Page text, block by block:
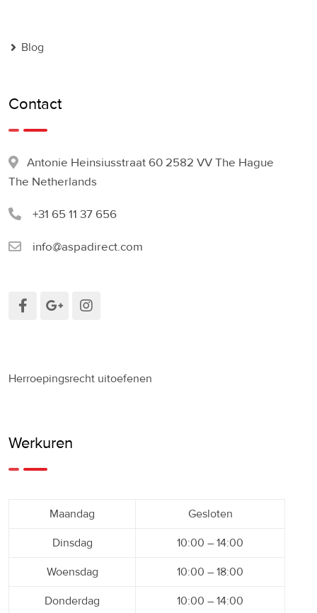
Blog
Contact
Antonie Heinsiusstraat 60 2582 VV The Hague
The Netherlands
+31 65 11 37 656
info@aspadirect.com
Herroepingsrecht uitoefenen
Werkuren
Maandag Gesloten
Dinsdag 10:00 – 14:00
Woensdag 10:00 – 18:00
Donderdag 10:00 – 14:00